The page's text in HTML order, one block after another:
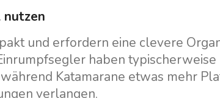
und erfordern eine clevere
haben
Katamarane etwas mehr
verlangen.